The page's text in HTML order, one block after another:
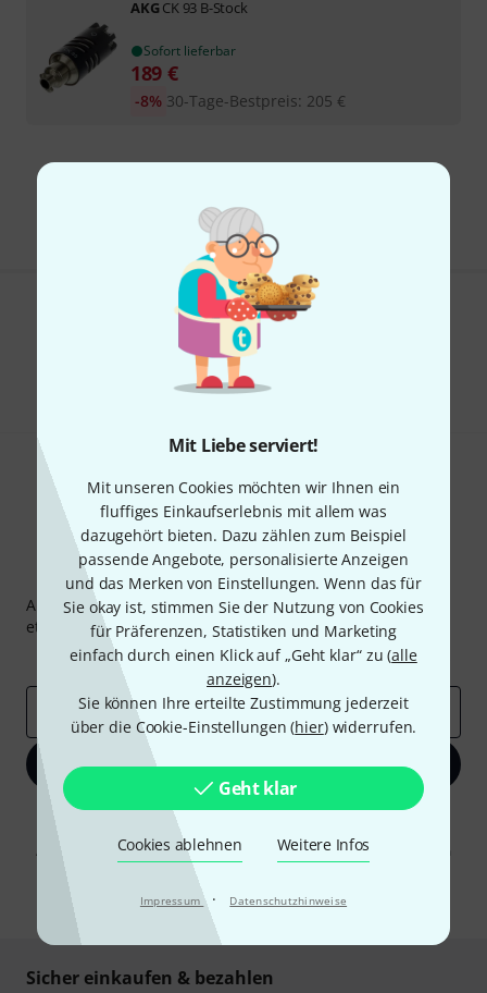
Mit Liebe serviert!
Mit unseren Cookies möchten wir Ihnen ein
fluffiges Einkaufserlebnis mit allem was
dazugehört bieten. Dazu zählen zum Beispiel
passende Angebote, personalisierte Anzeigen
und das Merken von Einstellungen. Wenn das für
Sie okay ist, stimmen Sie der Nutzung von Cookies
für Präferenzen, Statistiken und Marketing
einfach durch einen Klick auf „Geht klar“ zu (alle
anzeigen).
Sie können Ihre erteilte Zustimmung jederzeit
über die Cookie-Einstellungen (hier) widerrufen.
Geht klar
Cookies ablehnen Weitere Infos
Impressum · Datenschutzhinweise
AKGCK 93 B-Stock
Sofort lieferbar
189 €
30-Tage-Bestpreis: 205 €
-8%
Gefällt Ihnen, was Sie sehen?
Hilfe & Feedback
Thomann Newsletter
Abonniere den Thomann Newsletter und gewinne mit
etwas Glück einen von50 Gutscheinenüber jeweils
Inspirierende Beiträge
Deals Thomann Insights
E-Mail-Adresse*
Jetzt anmelden
Mit Klick auf „Jetzt anmelden“ stimmen Sie dem Erhalt von E-Mail-
Werbung und einer Messung des E-Mail-Nutzungsverhaltens zu. Die
Abmeldung ist jederzeit möglich. Weitere Informationen finden Sie in
unserenDatenschutzhinweisen.
* Pflichtfeld
Sicher einkaufen & bezahlen